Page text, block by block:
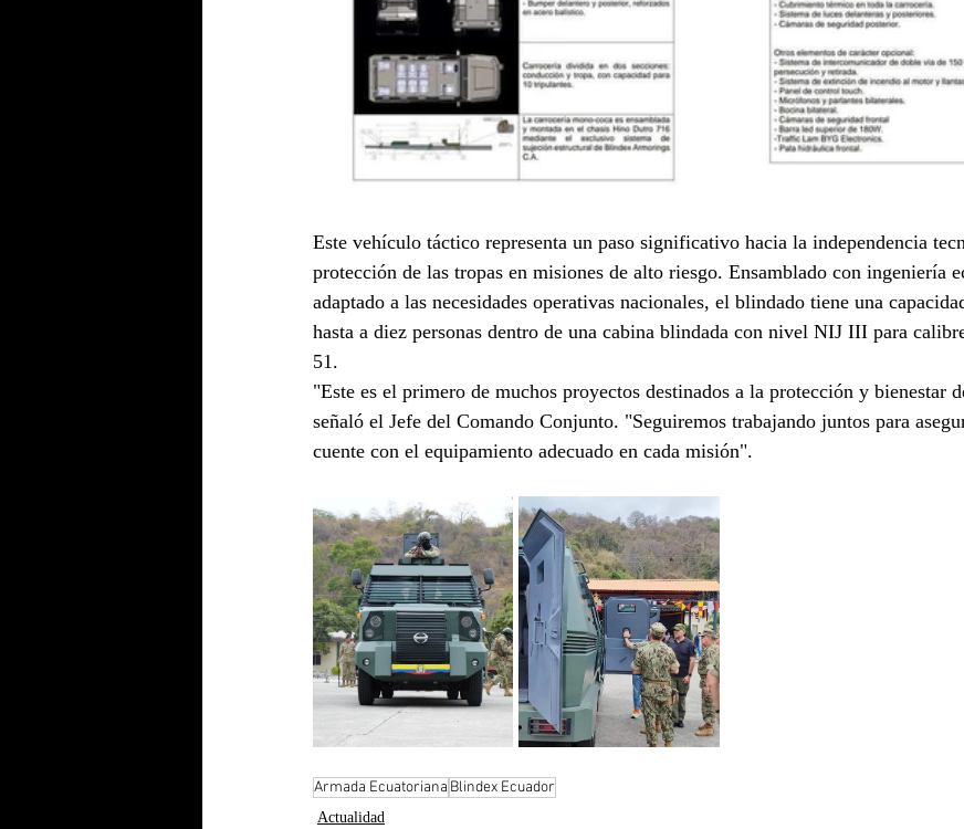
Este vehículo táctico representa un paso significativo hacia la independencia
protección de las tropas en misiones de alto riesgo. Ensamblado con ingeniería
adaptado a las necesidades operativas nacionales, el blindado tiene una
hasta a diez personas dentro de una cabina blindada con nivel NIJ III para
51.
"Este es el primero de muchos proyectos destinados a la protección y bienestar
señaló el Jefe del Comando Conjunto. "Seguiremos trabajando juntos para
cuente con el equipamiento adecuado en cada misión".
Armada Ecuatoriana Blindex Ecuador
Actualidad